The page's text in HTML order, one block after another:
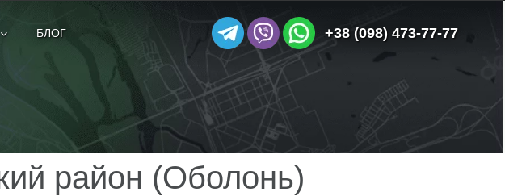
БЛОГ +38 (098) 473-77-77
район (Оболонь)